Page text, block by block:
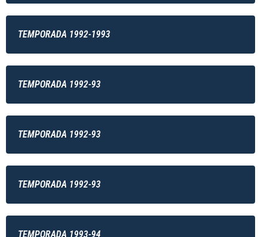
TEMPORADA 1992-1993
TEMPORADA 1992-93
TEMPORADA 1992-93
TEMPORADA 1992-93
TEMPORADA 1993-94